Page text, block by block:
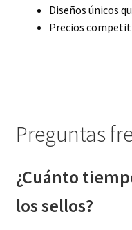
Diseños únicos
Precios
Preguntas
¿Cuánto
los sellos?